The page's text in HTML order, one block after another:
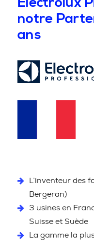
notre
ans
L’inventeur des
Bergeran)
3 usines en
Suisse et Suède
La gamme la